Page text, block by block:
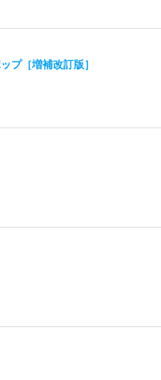
プ［増補改訂版］